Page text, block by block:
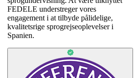
FEDELE understreger vores
engagement i at tilbyde pålidelige,
kvalitetsrige sprogrejseoplevelser i
Spanien.